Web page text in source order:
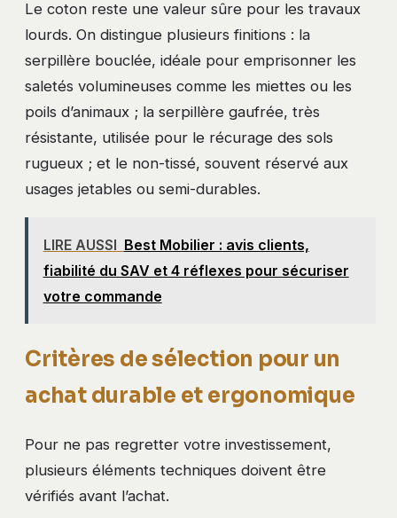
Le coton reste une valeur sûre pour les travaux
lourds. On distingue plusieurs finitions : la
serpillère bouclée, idéale pour emprisonner les
saletés volumineuses comme les miettes ou les
poils d’animaux ; la serpillère gaufrée, très
résistante, utilisée pour le récurage des sols
rugueux ; et le non-tissé, souvent réservé aux
usages jetables ou semi-durables.
LIRE AUSSI Best Mobilier : avis clients,
fiabilité du SAV et 4 réflexes pour sécuriser
votre commande
Critères de sélection pour un
achat durable et ergonomique
Pour ne pas regretter votre investissement,
plusieurs éléments techniques doivent être
vérifiés avant l’achat.